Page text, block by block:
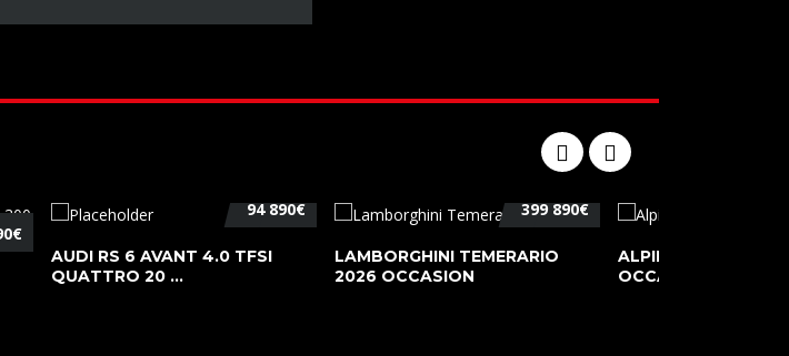
94 890€
AUDI RS 6 AVANT 4.0 TFSI
QUATTRO 20 ...
399 890€
LAMBORGHINI TEMERARIO
2026 OCCASION
ALPINE A110 PURE
OCCASION